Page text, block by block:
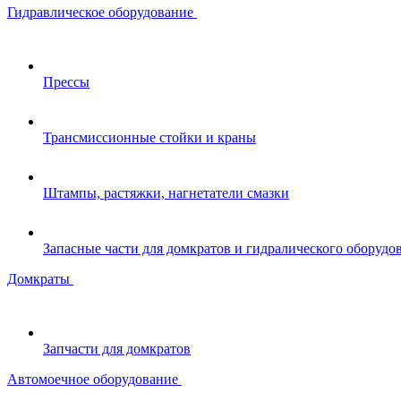
Гидравлическое оборудование
Прессы
Трансмиссионные стойки и краны
Штампы, растяжки, нагнетатели смазки
Запасные части для домкратов и гидралического
Домкраты
Запчасти для домкратов
Автомоечное оборудование